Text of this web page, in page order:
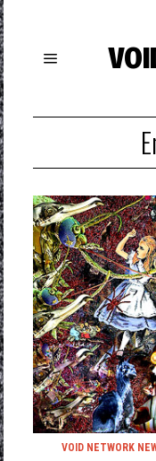
VOID NETWORK